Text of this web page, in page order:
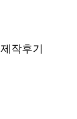
제작후기